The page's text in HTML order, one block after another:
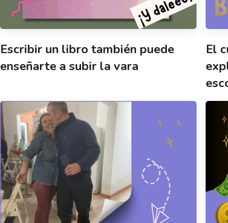
Escribir un libro también puede
enseñarte a subir la vara
El